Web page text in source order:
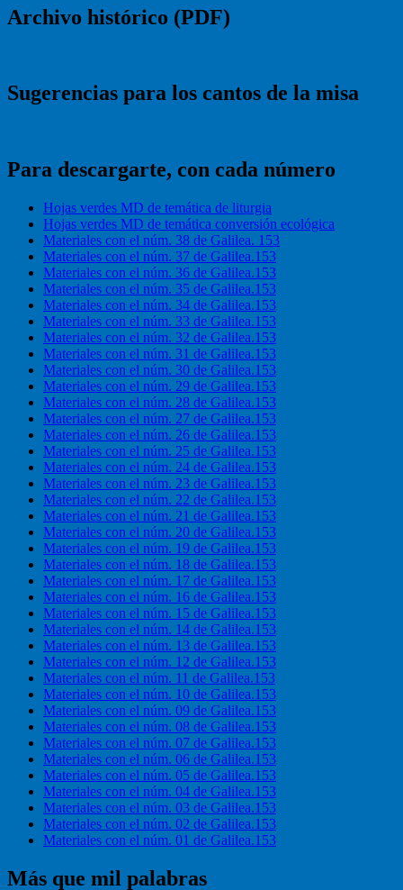
Archivo histórico (PDF)
Sugerencias para los cantos de la misa
Para descargarte, con cada número
Hojas verdes MD de temática de liturgia
Hojas verdes MD de temática conversión ecológica
Materiales con el núm. 38 de Galilea. 153
Materiales con el núm. 37 de Galilea.153
Materiales con el núm. 36 de Galilea.153
Materiales con el núm. 35 de Galilea.153
Materiales con el núm. 34 de Galilea.153
Materiales con el núm. 33 de Galilea.153
Materiales con el núm. 32 de Galilea.153
Materiales con el núm. 31 de Galilea.153
Materiales con el núm. 30 de Galilea.153
Materiales con el núm. 29 de Galilea.153
Materiales con el núm. 28 de Galilea.153
Materiales con el núm. 27 de Galilea.153
Materiales con el núm. 26 de Galilea.153
Materiales con el núm. 25 de Galilea.153
Materiales con el núm. 24 de Galilea.153
Materiales con el núm. 23 de Galilea.153
Materiales con el núm. 22 de Galilea.153
Materiales con el núm. 21 de Galilea.153
Materiales con el núm. 20 de Galilea.153
Materiales con el núm. 19 de Galilea.153
Materiales con el núm. 18 de Galilea.153
Materiales con el núm. 17 de Galilea.153
Materiales con el núm. 16 de Galilea.153
Materiales con el núm. 15 de Galilea.153
Materiales con el núm. 14 de Galilea.153
Materiales con el núm. 13 de Galilea.153
Materiales con el núm. 12 de Galilea.153
Materiales con el núm. 11 de Galilea.153
Materiales con el núm. 10 de Galilea.153
Materiales con el núm. 09 de Galilea.153
Materiales con el núm. 08 de Galilea.153
Materiales con el núm. 07 de Galilea.153
Materiales con el núm. 06 de Galilea.153
Materiales con el núm. 05 de Galilea.153
Materiales con el núm. 04 de Galilea.153
Materiales con el núm. 03 de Galilea.153
Materiales con el núm. 02 de Galilea.153
Materiales con el núm. 01 de Galilea.153
Más que mil palabras